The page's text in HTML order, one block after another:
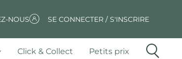
NOUS SE CONNECTER / S'INSCRIRE
Click & Collect Petits prix